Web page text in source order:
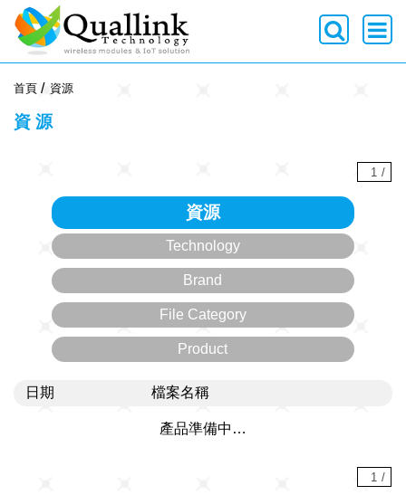
首頁 資源
資源
1 /
資源
Technology
Brand
File Category
Product
日期 檔案名稱
產品準備中…
1 /